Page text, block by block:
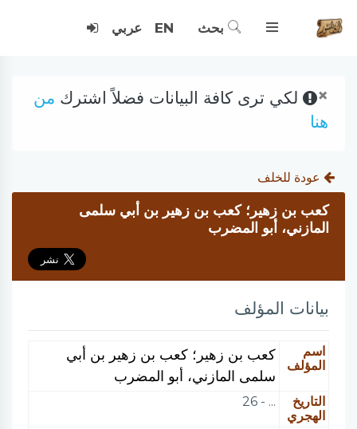
بحث EN عربي
× لكي ترى كافة البيانات فضلاً اشترك من
هنا
عودة للخلف
كعب بن زهير؛ كعب بن زهير بن أبي سلمى
المازني، أبو المضرب
بيانات المؤلف
اسم
المؤلف
كعب بن زهير؛ كعب بن زهير بن أبي
سلمى المازني، أبو المضرب
التاريخ
الهجري
... - 26